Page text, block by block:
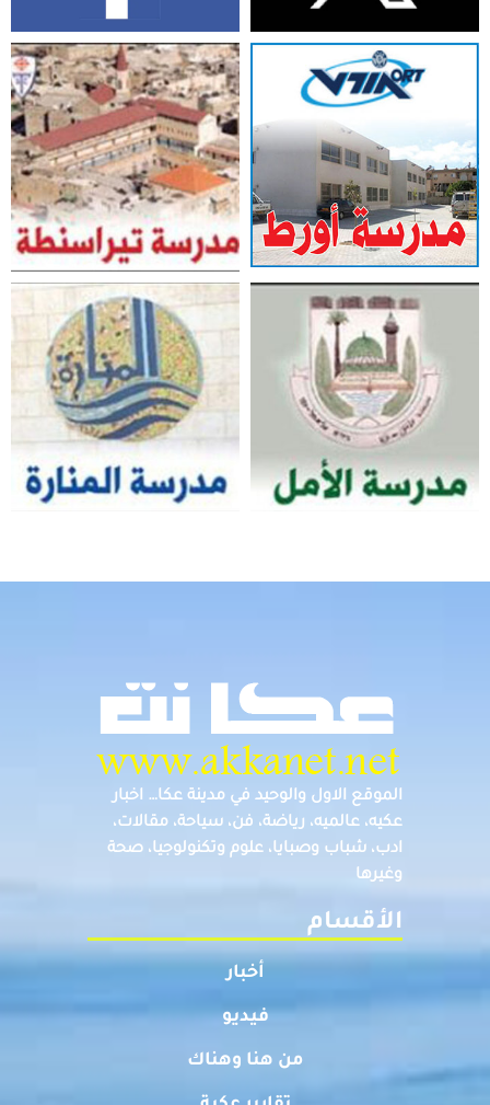
الموقع الاول والوحيد في مدينة عكا… اخبار
عكيه، عالميه، رياضة، فن، سياحة، مقالات،
ادب، شباب وصبايا، علوم وتكنولوجيا، صحة
وغيرها
الأقسام
أخبار
فيديو
من هنا وهناك